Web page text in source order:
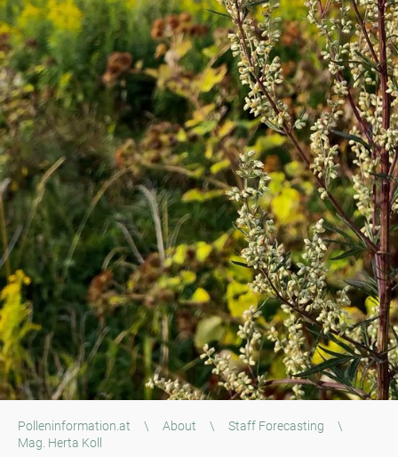
Polleninformation.at \ About \ Staff Forecasting
\
Mag. Herta Koll